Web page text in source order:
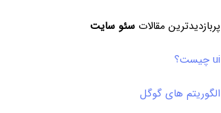
پربازدیدترین مقالاتسئو سایت
ui چیست؟
الگوریتم های گوگل